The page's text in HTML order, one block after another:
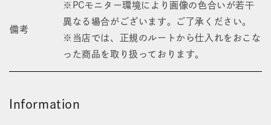
備考
※PCモニター環境により画像の色合いが若干
異なる場合がございます。ご了承ください。
※当店では、正規のルートから仕入れをおこな
った商品を取り扱っております。
Information